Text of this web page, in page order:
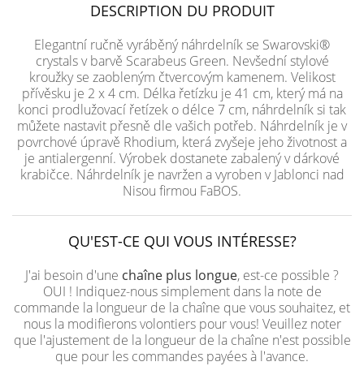
DESCRIPTION DU PRODUIT
Elegantní ručně vyráběný náhrdelník se Swarovski®
crystals v barvě Scarabeus Green. Nevšední stylové
kroužky se zaobleným čtvercovým kamenem. Velikost
přívěsku je 2 x 4 cm. Délka řetízku je 41 cm, který má na
konci prodlužovací řetízek o délce 7 cm, náhrdelník si tak
můžete nastavit přesně dle vašich potřeb. Náhrdelník je v
povrchové úpravě Rhodium, která zvyšeje jeho životnost a
je antialergenní. Výrobek dostanete zabalený v dárkové
krabičce. Náhrdelník je navržen a vyroben v Jablonci nad
Nisou firmou FaBOS.
QU'EST-CE QUI VOUS INTÉRESSE?
J'ai besoin d'une chaîne plus longue, est-ce possible ?
OUI ! Indiquez-nous simplement dans la note de
commande la longueur de la chaîne que vous souhaitez, et
nous la modifierons volontiers pour vous! Veuillez noter
que l'ajustement de la longueur de la chaîne n'est possible
que pour les commandes payées à l'avance.